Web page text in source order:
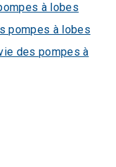
à lobes
pompes à lobes
des pompes à